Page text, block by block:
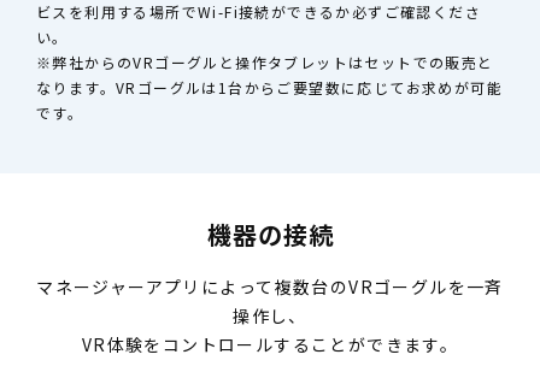
ビスを利用する場所でWi-Fi接続ができるか必ずご確認くださ
い。
※弊社からのVRゴーグルと操作タブレットはセットでの販売と
なります。VRゴーグルは1台からご要望数に応じてお求めが可能
です。
機器の接続
マネージャーアプリによって 複数台のVRゴーグルを一斉
操作し、
VR体験をコントロールすることができます。